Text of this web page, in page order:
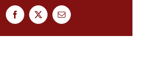
FacebookTwitterEmail